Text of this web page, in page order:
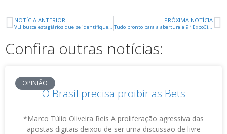
NOTÍCIA ANTERIOR
VLI busca estagiários que se identifiquem com seus valores
PRÓXIMA NOTÍCIA
Tudo pronto para a abertura a 9ª ExpoCigra Fiemg – Feira Multissetorial do Vale do Rio Grande
Confira outras notícias:
OPINIÃO
O Brasil precisa proibir as Bets
*Marco Túlio Oliveira Reis A proliferação agressiva das
apostas digitais deixou de ser uma discussão de livre